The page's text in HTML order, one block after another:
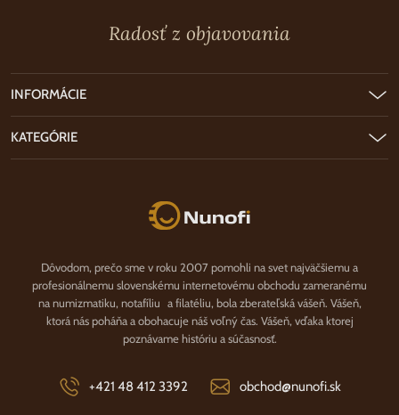
Radosť z objavovania
Nunofi.sk
Dôvodom, prečo sme v roku 2007 pomohli na svet najväčšiemu a
profesionálnemu slovenskému internetovému obchodu zameranému
na numizmatiku, notafíliu a filatéliu, bola zberateľská vášeň. Vášeň,
ktorá nás poháňa a obohacuje náš voľný čas. Vášeň, vďaka ktorej
poznávame históriu a súčasnosť.
+421 48 412 3392 obchod@nunofi.sk
INFORMÁCIE
KATEGÓRIE